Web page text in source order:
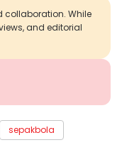
collaboration. While
and editorial
sepakbola